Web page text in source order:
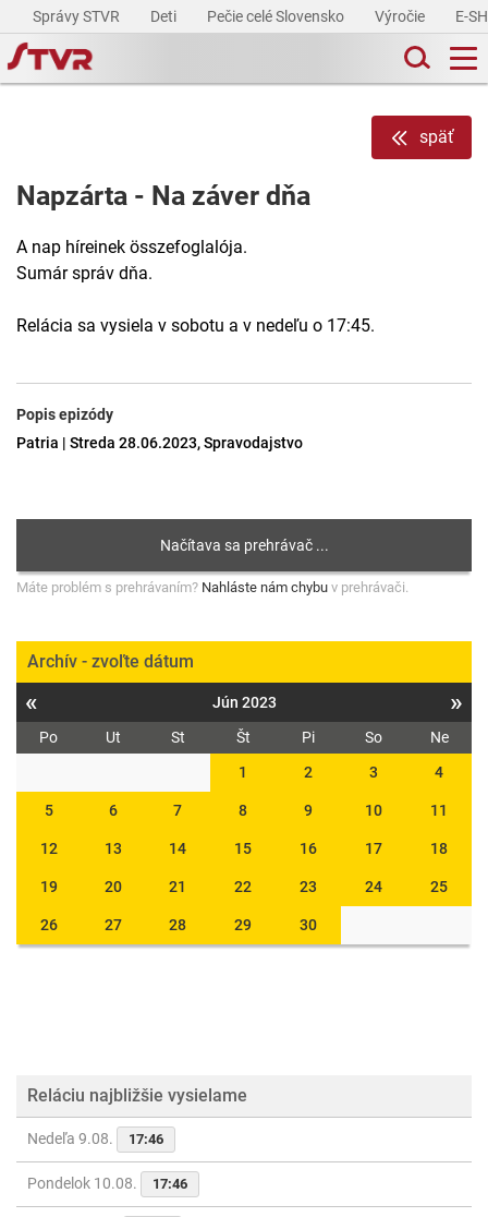
Správy STVR Deti Pečie celé Slovensko Výročie E-
späť
Napzárta - Na záver dňa
A nap híreinek összefoglalója.
Sumár správ dňa.
Relácia sa vysiela v sobotu a v nedeľu o 17:45.
Popis epizódy
Patria | Streda 28.06.2023, Spravodajstvo
Máte problém s prehrávaním? Nahláste nám chybu v prehrávači.
Archív - zvoľte dátum
« Jún 2023 »
Po Ut St Št Pi So
Ne
1
2 3 4
5 6 7 8 9 10 11
12 13 14 15 16 17 18
19 20 21 22 23 24 25
26 27 28 29 30
Reláciu najbližšie vysielame
Nedeľa 9.08. 17:46
Pondelok 10.08. 17:46